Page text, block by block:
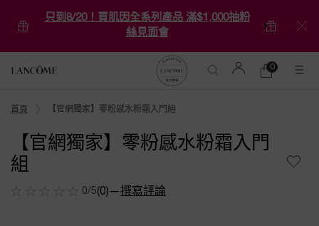
只到8/20！買肌因全系列產品 滿$1,000抽粉
絲見面會
購
0
0 product in
首頁
【官網獨家】零粉感水粉霜入門組
【官網獨家】零粉感水粉霜入門
組
0/5(0) —撰寫評論